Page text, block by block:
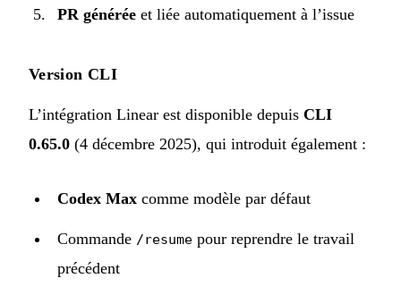
PR générée et liée automatiquement à l’issue
Version CLI
L’intégration Linear est disponible depuis CLI
0.65.0 (4 décembre 2025), qui introduit également :
Codex Max comme modèle par défaut
Commande /resume pour reprendre le travail
précédent